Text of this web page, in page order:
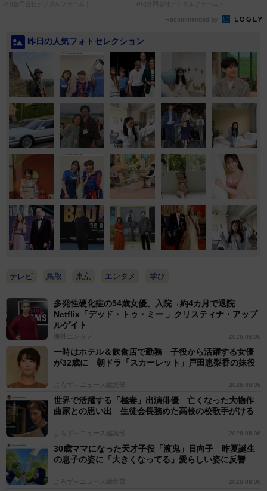
PR(合同会社デジタルファーム ) PR(合同会社デジタルファーム )
Recommended by
昨日の人気フォトセレクション
テレビ 鳥取 東京 エンタメ 学び
多発性硬化症の54歳女優、入院→約4カ月で退院
Netflix「デッド・トゥ・ミー 」クリスティナ・アップ
ルゲイト
海外エンタメ 2026.08.06
一時はホテル＆飲食店で勤務 子役から活躍する女優
が32歳に 朝ドラ「スカーレット」戸田恵梨香の妹役
よろず～ニュース編集部 2026.08.06
世界で活躍する「極妻」出演俳優 亡くなった大物作
曲家との思い出 生徒会長務めた高校の校歌手がける
よろず～ニュース編集部 2026.08.06
30歳ママになった天才子役「渡鬼」日向子 昨夏誕生
の息子の姿に「大きくなってる」愛らしい姿に反響
よろず～ニュース編集部 2026.08.06